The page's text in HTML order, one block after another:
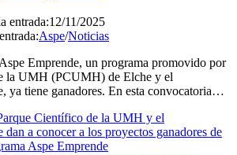
entrada:12/11/2025
Aspe/Noticias
Emprende, un programa promovido por
la UMH (PCUMH) de Elche y el
ya tiene ganadores. En esta convocatoria…
Científico de la UMH y el
a conocer a los proyectos ganadores de
Aspe Emprende